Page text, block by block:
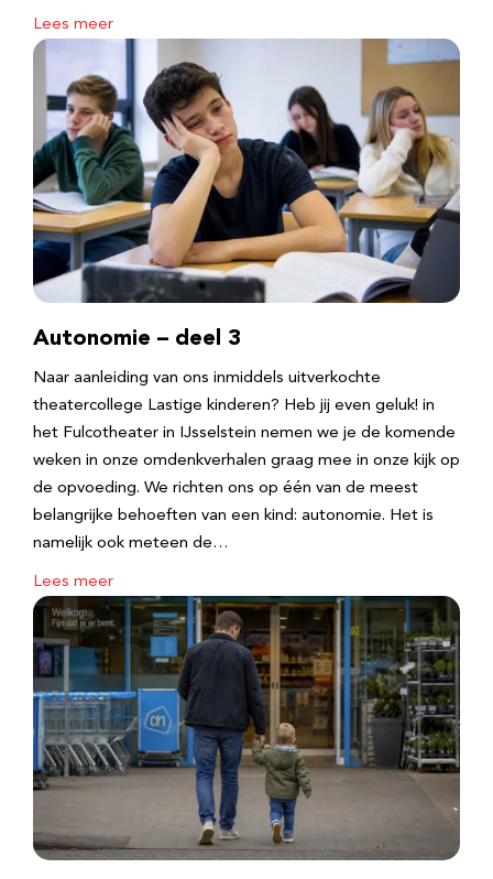
Lees meer
Autonomie – deel 3
Naar aanleiding van ons inmiddels uitverkochte
theatercollege Lastige kinderen? Heb jij even geluk! in
het Fulcotheater in IJsselstein nemen we je de komende
weken in onze omdenkverhalen graag mee in onze kijk op
de opvoeding. We richten ons op één van de meest
belangrijke behoeften van een kind: autonomie. Het is
namelijk ook meteen de…
Lees meer